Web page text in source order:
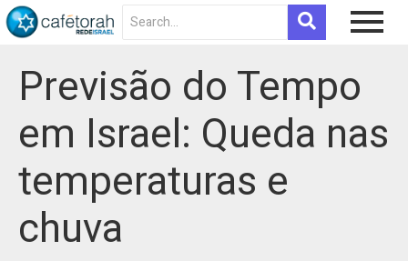
Previsão do Tempo
em Israel: Queda nas
temperaturas e
chuva